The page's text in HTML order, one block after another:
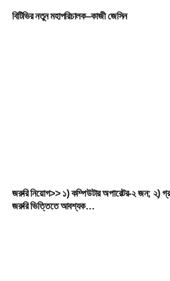
বিটিভির নতুন মহাপরিচালক–কাজী জেসিন
জরুরি নিয়োগ>> ১) কম্পিউটার অপারেটর-২ জন; ২)
জরুরি ভিত্তিতে আবশ্যক…